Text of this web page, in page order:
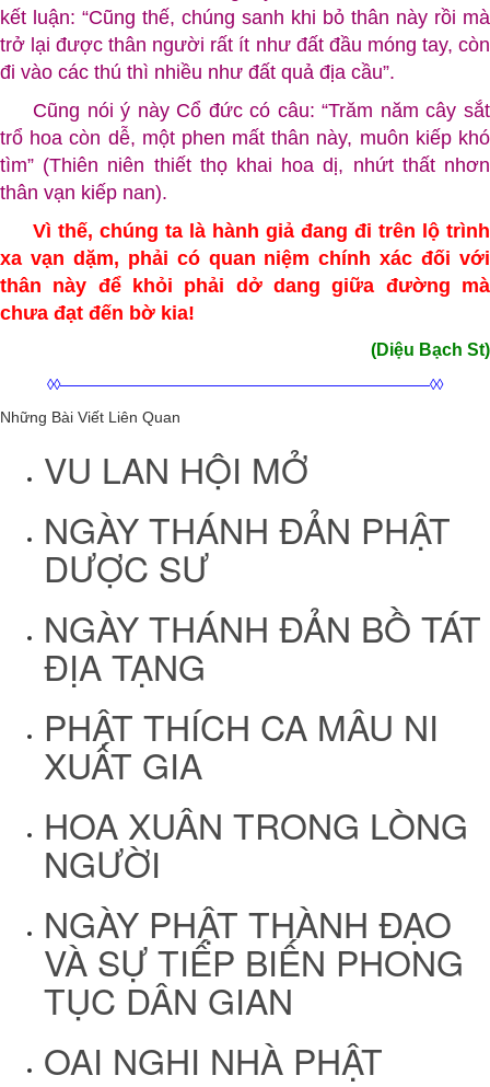
kết luận: “Cũng thế, chúng sanh khi bỏ thân này rồi mà
trở lại được thân người rất ít như đất đầu móng tay, còn
đi vào các thú thì nhiều như đất quả địa cầu”.
Cũng nói ý này Cổ đức có câu: “Trăm năm cây sắt
trổ hoa còn dễ, một phen mất thân này, muôn kiếp khó
tìm” (Thiên niên thiết thọ khai hoa dị, nhứt thất nhơn
thân vạn kiếp nan).
Vì thế, chúng ta là hành giả đang đi trên lộ trình
xa vạn dặm, phải có quan niệm chính xác đối với
thân này để khỏi phải dở dang giữa đường mà
chưa đạt đến bờ kia!
(Diệu Bạch St)
◊◊——————————————————————————◊◊
Những Bài Viết Liên Quan
VU LAN HỘI MỞ
NGÀY THÁNH ĐẢN PHẬT
DƯỢC SƯ
NGÀY THÁNH ĐẢN BỒ TÁT
ĐỊA TẠNG
PHẬT THÍCH CA MÂU NI
XUẤT GIA
HOA XUÂN TRONG LÒNG
NGƯỜI
NGÀY PHẬT THÀNH ĐẠO
VÀ SỰ TIẾP BIẾN PHONG
TỤC DÂN GIAN
OAI NGHI NHÀ PHẬT